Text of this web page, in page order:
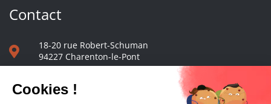
Contact
18-20 rue Robert-Schuman
94227 Charenton-le-Pont